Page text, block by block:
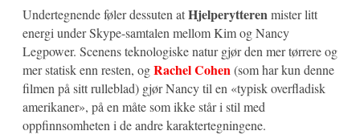
Undertegnende føler dessuten atHjelperytterenmister litt
energi under Skype-samtalen mellom Kim og Nancy
Legpower. Scenens teknologiske natur gjør den mer tørrere og
mer statisk enn resten, ogRachel Cohen(som har kun denne
filmen på sitt rulleblad) gjør Nancy til en «typisk overfladisk
amerikaner», på en måte som ikke står i stil med
oppfinnsomheten i de andre karaktertegningene.